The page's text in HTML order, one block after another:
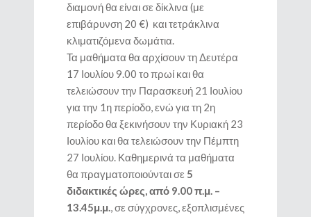
διαμονή θα είναι σε δίκλινα (με
επιβάρυνση 20 €) και τετράκλινα
κλιματιζόμενα δωμάτια.
Τα μαθήματα θα αρχίσουν τη Δευτέρα
17 Ιουλίου 9.00 το πρωί και θα
τελειώσουν την Παρασκευή 21 Ιουλίου
για την 1η περίοδο, ενώ για τη 2η
περίοδο θα ξεκινήσουν την Κυριακή 23
Ιουλίου και θα τελειώσουν την Πέμπτη
27 Ιουλίου. Καθημερινά τα μαθήματα
θα πραγματοποιούνται σε 5
διδακτικές ώρες, από 9.00 π.μ. –
13.45μ.μ., σε σύγχρονες, εξοπλισμένες